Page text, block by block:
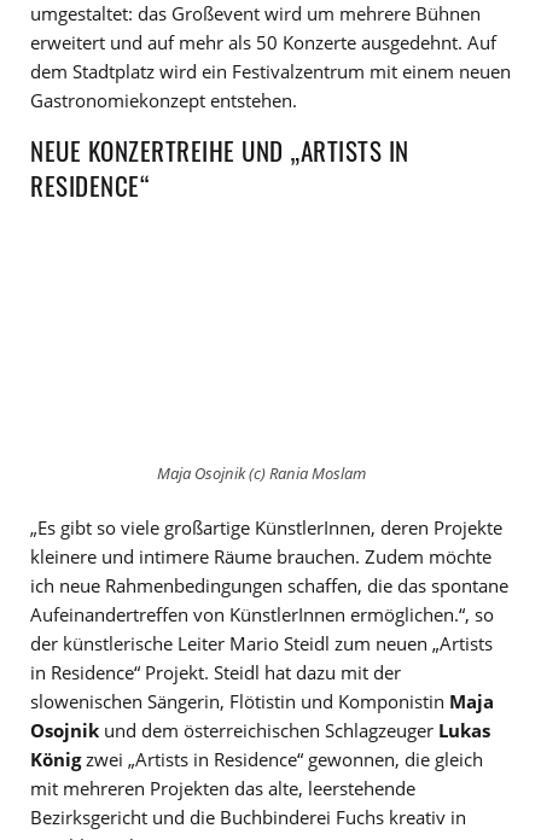
umgestaltet: das Großevent wird um mehrere Bühnen
erweitert und auf mehr als 50 Konzerte ausgedehnt. Auf
dem Stadtplatz wird ein Festivalzentrum mit einem neuen
Gastronomiekonzept entstehen.
NEUE KONZERTREIHE UND „ARTISTS IN
RESIDENCE“
Maja Osojnik (c) Rania Moslam
„Es gibt so viele großartige KünstlerInnen, deren Projekte
kleinere und intimere Räume brauchen. Zudem möchte
ich neue Rahmenbedingungen schaffen, die das spontane
Aufeinandertreffen von KünstlerInnen ermöglichen.“, so
der künstlerische Leiter Mario Steidl zum neuen „Artists
in Residence“ Projekt. Steidl hat dazu mit der
slowenischen Sängerin, Flötistin und Komponistin Maja
Osojnik und dem österreichischen Schlagzeuger Lukas
Königzwei „Artists in Residence“ gewonnen, die gleich
mit mehreren Projekten das alte, leerstehende
Bezirksgericht und die Buchbinderei Fuchs kreativ in